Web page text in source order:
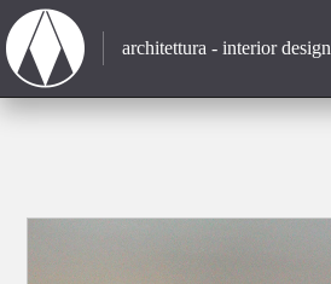
architettura - interior design